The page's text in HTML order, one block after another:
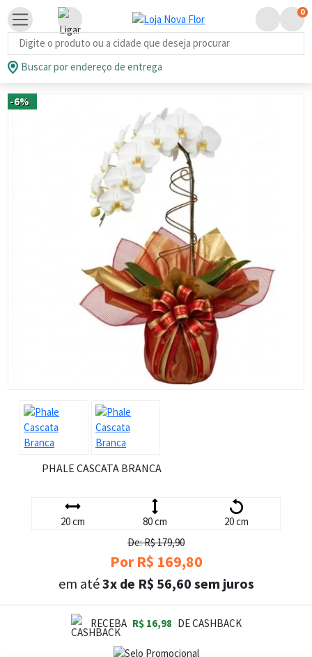
Busca de produtos
0
Buscar por endereço de entrega
-6%
PHALE CASCATA BRANCA
20 cm 80 cm
20 cm
De: R$ 179,90
Por R$ 169,80
em até3x de R$ 56,60 sem juros
RECEBA R$ 16,98 DE CASHBACK